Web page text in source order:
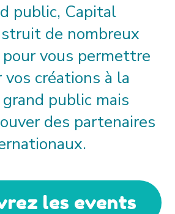
public, Capital
de nombreux
vous permettre
créations à la
public mais
des partenaires
les events